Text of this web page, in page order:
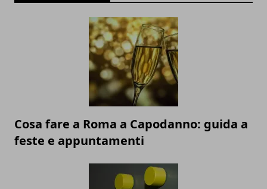
Cosa fare a Roma a Capodanno: guida a
feste e appuntamenti